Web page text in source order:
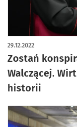
Zostań
Walczącej.
historii
29.12.2022